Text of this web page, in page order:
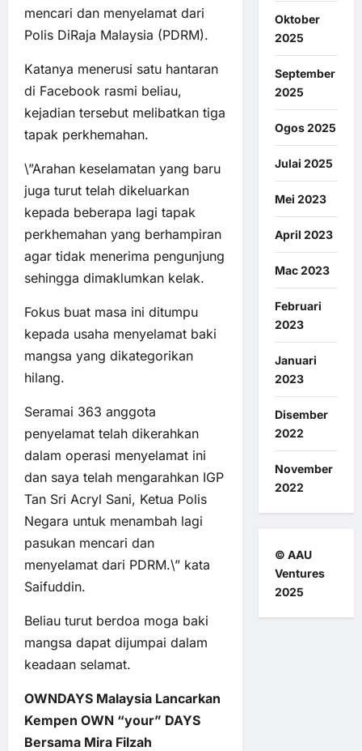
mencari dan menyelamat dari
Polis DiRaja Malaysia (PDRM).
Katanya menerusi satu hantaran
di Facebook rasmi beliau,
kejadian tersebut melibatkan tiga
tapak perkhemahan.
\”Arahan keselamatan yang baru
juga turut telah dikeluarkan
kepada beberapa lagi tapak
perkhemahan yang berhampiran
agar tidak menerima pengunjung
sehingga dimaklumkan kelak.
Fokus buat masa ini ditumpu
kepada usaha menyelamat baki
mangsa yang dikategorikan
hilang.
Seramai 363 anggota
penyelamat telah dikerahkan
dalam operasi menyelamat ini
dan saya telah mengarahkan IGP
Tan Sri Acryl Sani, Ketua Polis
Negara untuk menambah lagi
pasukan mencari dan
menyelamat dari PDRM.\” kata
Saifuddin.
Beliau turut berdoa moga baki
mangsa dapat dijumpai dalam
keadaan selamat.
OWNDAYS Malaysia Lancarkan
Kempen OWN “your” DAYS
Bersama Mira Filzah
Oktober
2025
September
2025
Ogos 2025
Julai 2025
Mei 2023
April 2023
Mac 2023
Februari
2023
Januari
2023
Disember
2022
November
2022
© AAU
Ventures
2025